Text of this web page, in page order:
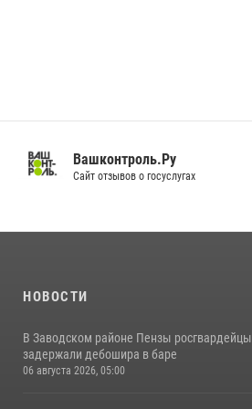
Вашконтроль.Ру
Сайт отзывов о госуслугах
НОВОСТИ
В Заводском районе Пензы росгвардейцы
задержали дебошира в баре
06 августа 2026, 05:00